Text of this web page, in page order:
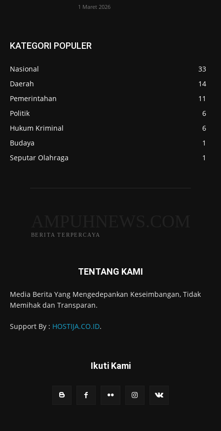
1 Maret 2026
KATEGORI POPULER
Nasional
33
Daerah
14
Pemerintahan
11
Politik
6
Hukum Kriminal
6
Budaya
1
Seputar Olahraga
1
BERITA TERPERCAYA
TENTANG KAMI
Media Berita Yang Mengedepankan Keseimbangan, Tidak
Memihak dan Transparan.
Support By : HOSTIJA.CO.ID.
Ikuti Kami